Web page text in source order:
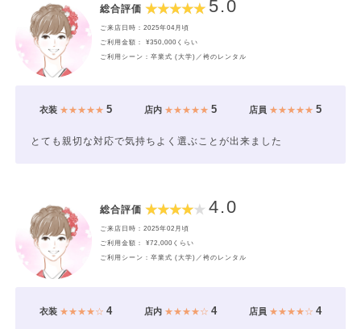
総合評価 5.0
ご来店日時：2025年04月頃
ご利用金額： ¥350,000くらい
ご利用シーン：卒業式 (大学)／袴のレンタル
衣装★★★★★ 5 店内★★★★★ 5 店員 ★★★★★5
とても親切な対応で気持ちよく選ぶことが出来ました
総合評価 4.0
ご来店日時：2025年02月頃
ご利用金額： ¥72,000くらい
ご利用シーン：卒業式 (大学)／袴のレンタル
衣装★★★★☆ 4 店内★★★★☆ 4 店員 ★★★★☆4